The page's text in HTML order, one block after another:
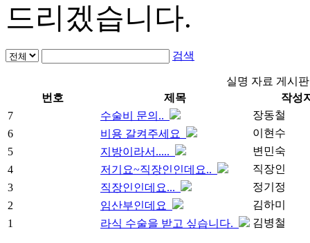
드리겠습니다.
검색
실명 자료 게시판
번호
제목
작성
7
수술비 문의..
장동철
6
비용 갈켜주세요
이현수
5
지방이라서.....
변민숙
4
저기요~직장인인데요..
직장인
3
직장인인데요...
정기정
2
임산부인데요
김하미
1
라식 수술을 받고 싶습니다. 김병철